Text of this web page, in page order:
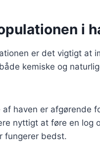
i
er det vigtigt at
kemiske og
haven er afgørende
nyttigt at føre en log
fungerer bedst.